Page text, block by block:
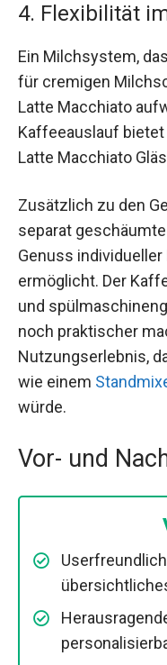
4. Flexibilität
Ein Milchsystem,
für cremigen
Latte Macchiato
Kaffeeauslauf
Latte Macchiato
Zusätzlich zu den
separat
Genuss
ermöglicht. Der
und
noch praktischer
Nutzungserlebnis,
wie einem
würde.
Vor- und